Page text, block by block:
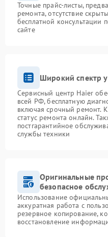
Точные прайс-листы,
ремонта, отсутствие
бесплатной консультации
сайте
Широкий спектр
Сервисный центр Haier
всей РФ, бесплатную
включая срочный ремонт.
статус ремонта онлайн.
постгарантийное
службы техники
Оригинальные
безопасное
Использование
аккуратная работа с
резервное копирование,
восстановление